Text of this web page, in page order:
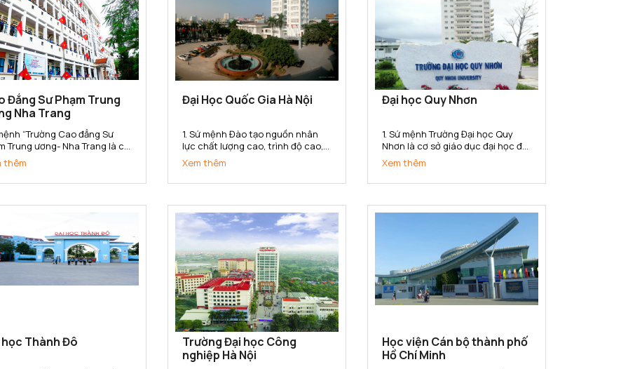
Đẳng Sư Phạm Trung
Nha Trang
“Trường Cao đẳng Sư
Trung ương- Nha Trang là cơ
tạo, bồi dưỡng, nghiên cứu
học, hợp tác quốc tế, cung
nhân lực trình độ cao
nhân văn, đáp ứng yêu...
thêm
Đại Học Quốc Gia Hà Nội
1. Sứ mệnh Đào tạo nguồn nhân
lực chất lượng cao, trình độ cao,
bồi dưỡng nhân tài; nghiên cứu
khoa học, phát triển công nghệ
và chuyển giao tri thức đa ngành,
phát triển và bảo vệ đất nước;...
Xem thêm
Đại học Quy Nhơn
1. Sứ mệnh Trường Đại học Quy
Nhơn là cơ sở giáo dục đại học đa
ngành, đa lĩnh vực có sứ mệnh
đào tạo, phát triển nguồn nhân
lực chất lượng cao; bồi dưỡng
truyền bá tri thức và chuyển giao
Xem thêm
Thành Đô
Trường Đại học Công
nghiệp Hà Nội
Học viện Cán bộ thành phố
Hồ Chí Minh